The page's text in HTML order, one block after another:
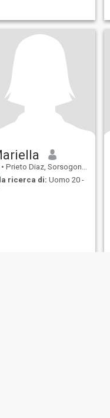
• Prieto Diaz, Sorsogon, Filippine
ricerca di: Uomo 20 -